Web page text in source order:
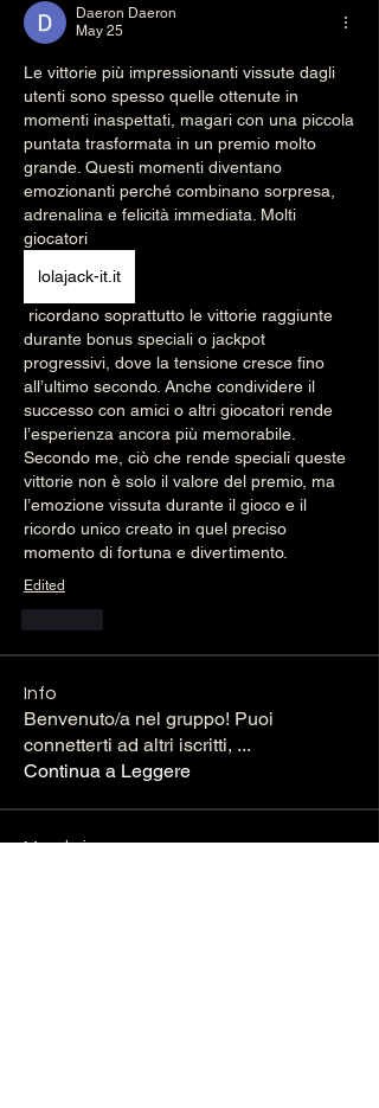
Daeron Daeron
May 25
Le vittorie più impressionanti vissute dagli
utenti sono spesso quelle ottenute in
momenti inaspettati, magari con una piccola
puntata trasformata in un premio molto
grande. Questi momenti diventano
emozionanti perché combinano sorpresa,
adrenalina e felicità immediata. Molti
giocatori
lolajack-it.it
durante bonus speciali o jackpot
progressivi, dove la tensione cresce fino
all’ultimo secondo. Anche condividere il
successo con amici o altri giocatori rende
l’esperienza ancora più memorabile.
Secondo me, ciò che rende speciali queste
vittorie non è solo il valore del premio, ma
l’emozione vissuta durante il gioco e il
ricordo unico creato in quel preciso
momento di fortuna e divertimento.
Edited
Info
Benvenuto/a nel gruppo! Puoi
connetterti ad altri iscritti, ...
Continua a Leggere
Membri